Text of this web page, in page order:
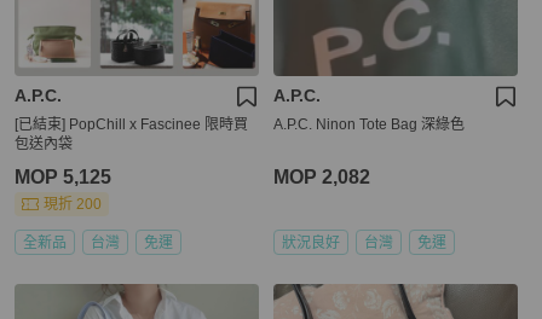
A.P.C.
[已結束] PopChill x Fascinee 限時買
包送內袋
MOP 5,125
現折 200
全新品 台灣 免運
A.P.C.
A.P.C. Ninon Tote Bag 深綠色
MOP 2,082
狀況良好 台灣 免運